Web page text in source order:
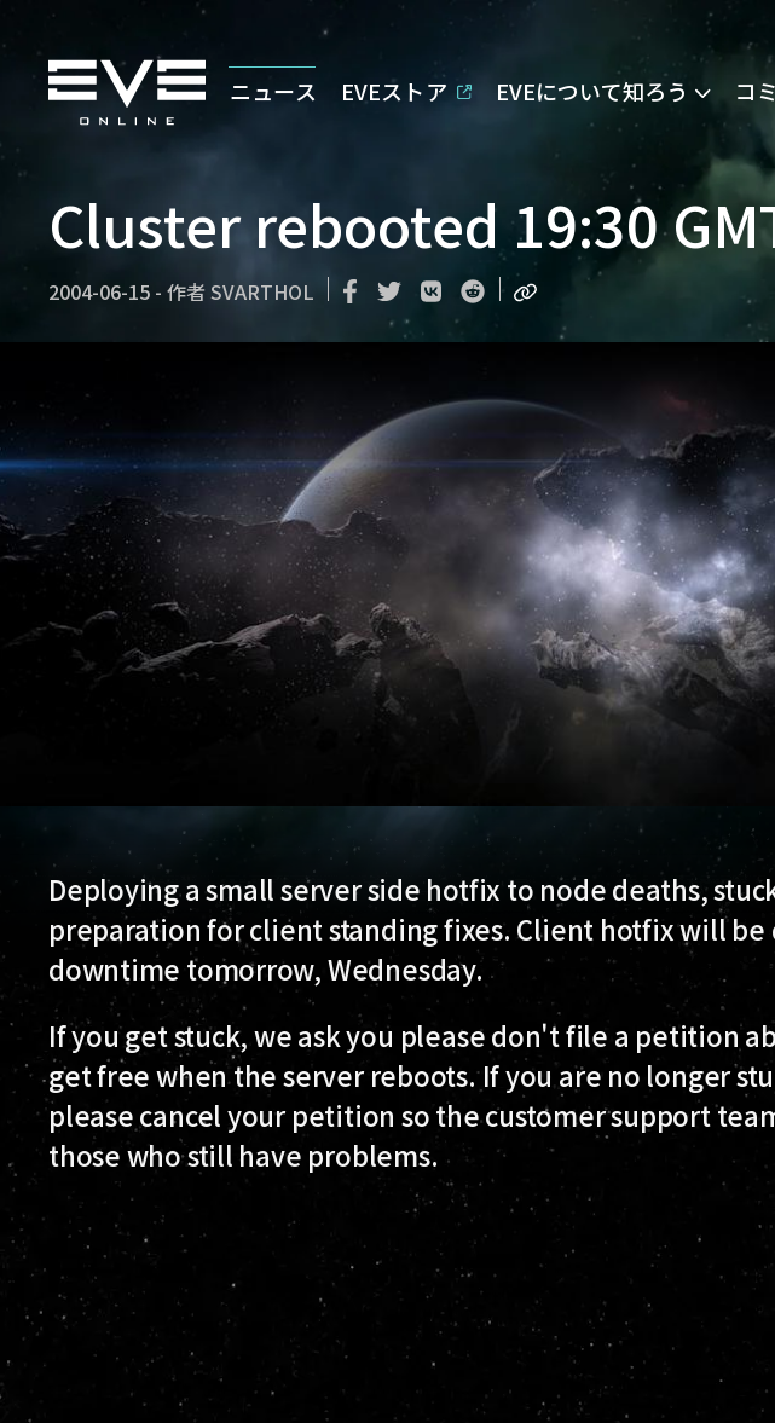
ニュース EVEストア EVEについて知ろう コ
Cluster rebooted 19:30
2004-06-15 - 作者 SVARTHOL
Deploying a small server side hotfix to node deaths,
preparation for client standing fixes. Client hotfix will be
downtime tomorrow, Wednesday.
If you get stuck, we ask you please don't file a petition
get free when the server reboots. If you are no longer
please cancel your petition so the customer support
those who still have problems.